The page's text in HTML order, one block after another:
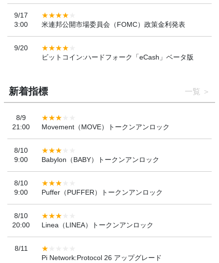
9/17
3:00
米連邦公開市場委員会（FOMC）政策金利発表
9/20
ビットコイン:ハードフォーク「eCash」ベータ版
新着指標 一覧
8/9
21:00
Movement（MOVE）トークンアンロック
8/10
9:00
Babylon（BABY）トークンアンロック
8/10
9:00
Puffer（PUFFER）トークンアンロック
8/10
20:00
Linea（LINEA）トークンアンロック
8/11
Pi Network:Protocol 26 アップグレード